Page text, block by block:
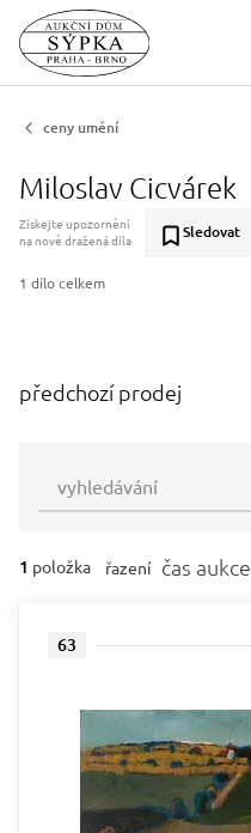
ceny umění
Miloslav Cicvárek
Získejte upozornění
na nově dražená díla
Sledovat
1 dílo celkem
předchozí prodej
1 položka řazení čas aukce
63